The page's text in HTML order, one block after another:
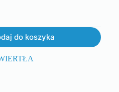
do koszyka